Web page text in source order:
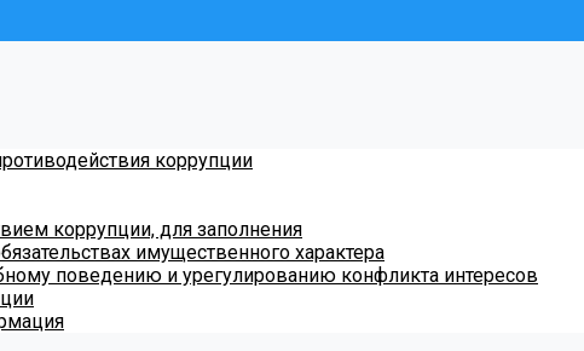
коррупции
коррупции, для заполнения
имущественного характера
поведению и урегулированию конфликта интересов